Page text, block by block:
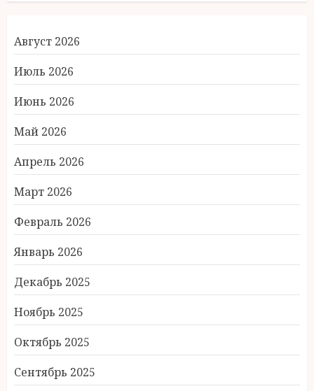
Август 2026
Июль 2026
Июнь 2026
Май 2026
Апрель 2026
Март 2026
Февраль 2026
Январь 2026
Декабрь 2025
Ноябрь 2025
Октябрь 2025
Сентябрь 2025